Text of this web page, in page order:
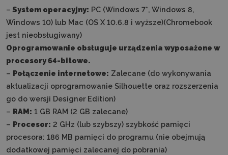
– System operacyjny: PC (Windows 7*, Windows 8,
Windows 10) lub Mac (OS X 10.6.8 i wyższe)(Chromebook
jest nieobsługiwany)
Oprogramowanie obsługuje urządzenia wyposażone w
procesory 64-bitowe.
– Połączenie internetowe: Zalecane (do wykonywania
aktualizacji oprogramowanie Silhouette oraz rozszerzenia
go do wersji Designer Edition)
– RAM: 1 GB RAM (2 GB zalecane)
– Procesor: 2 GHz (lub szybszy) szybkość pamięci
procesora: 186 MB pamięci do programu (nie obejmują
dodatkowej pamięci zalecanej do pobrania)